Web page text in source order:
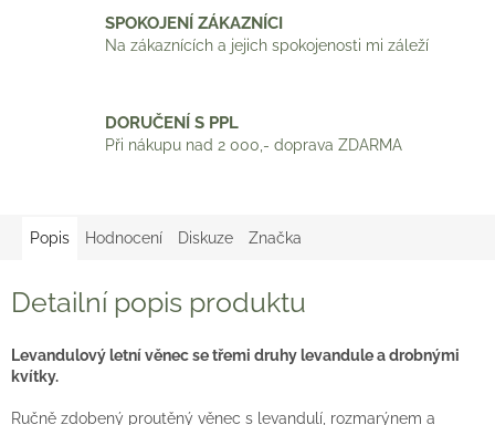
SPOKOJENÍ ZÁKAZNÍCI
Na zákaznících a jejich spokojenosti mi záleží
DORUČENÍ S PPL
Při nákupu nad 2 000,- doprava ZDARMA
Popis Hodnocení Diskuze Značka
Detailní popis produktu
Levandulový letní věnec se třemi druhy levandule a drobnými
kvítky.
Ručně zdobený proutěný věnec s levandulí, rozmarýnem a